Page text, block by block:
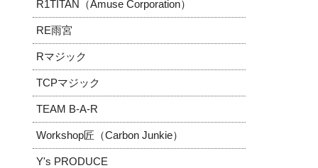
R1TITAN（Amuse Corporation）
RE雨宮
Rマジック
TCPマジック
TEAM B-A-R
Workshop匠（Carbon Junkie）
Y's PRODUCE